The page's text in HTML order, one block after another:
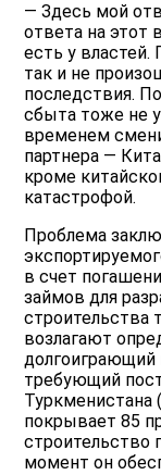
— Здесь мой
ответа на этот
есть у
так и не
последствия.
сбыта тоже не
временем
партнера —
кроме
катастрофой.
Проблема
в счет
займов для
строительства
возлагают
долгоиграющий
требующий
Туркменистана
покрывает 85
строительство
момент он